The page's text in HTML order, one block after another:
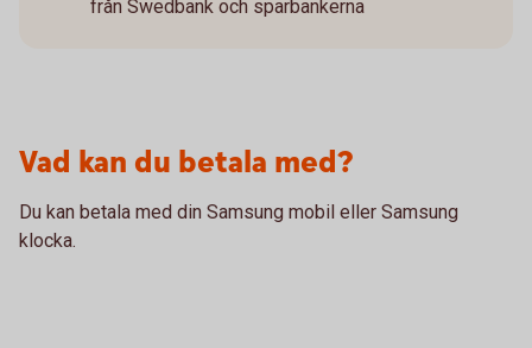
från Swedbank och sparbankerna
Vad kan du betala med?
Du kan betala med din Samsung mobil eller Samsung
klocka.